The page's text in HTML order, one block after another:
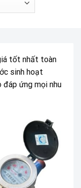
tốt nhất toàn
sinh hoạt
đáp ứng mọi nhu